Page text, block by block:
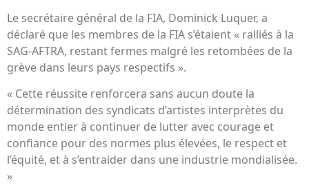
Le secrétaire général de la FIA, Dominick Luquer, a
déclaré que les membres de la FIA s’étaient « ralliés à la
SAG-AFTRA, restant fermes malgré les retombées de la
grève dans leurs pays respectifs ».
« Cette réussite renforcera sans aucun doute la
détermination des syndicats d’artistes interprètes du
monde entier à continuer de lutter avec courage et
confiance pour des normes plus élevées, le respect et
l’équité, et à s’entraider dans une industrie mondialisée.
»